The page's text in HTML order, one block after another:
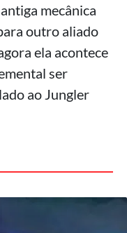
mecânica
outro aliado
ela acontece
ser
ao Jungler